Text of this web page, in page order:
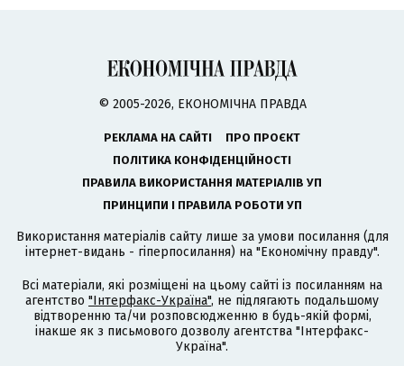
© 2005-2026, ЕКОНОМІЧНА ПРАВДА
РЕКЛАМА НА САЙТІ
ПРО ПРОЄКТ
ПОЛІТИКА КОНФІДЕНЦІЙНОСТІ
ПРАВИЛА ВИКОРИСТАННЯ МАТЕРІАЛІВ УП
ПРИНЦИПИ І ПРАВИЛА РОБОТИ УП
Використання матеріалів сайту лише за умови посилання (для
інтернет-видань - гіперпосилання) на "Економічну правду".
Всі матеріали, які розміщені на цьому сайті із посиланням на
агентство "Інтерфакс-Україна", не підлягають подальшому
відтворенню та/чи розповсюдженню в будь-якій формі,
інакше як з письмового дозволу агентства "Інтерфакс-
Україна".